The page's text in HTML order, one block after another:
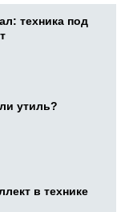
техника под
утиль?
в технике